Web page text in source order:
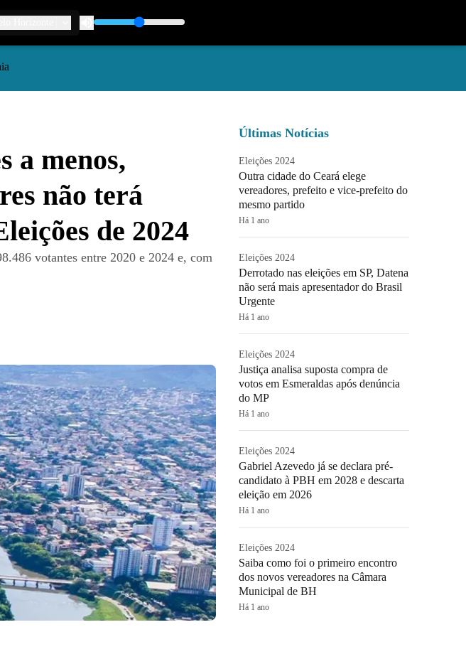
a menos,
não terá
de 2024
votantes entre 2020 e 2024 e, com
Últimas Notícias
Eleições 2024
Outra cidade do Ceará elege
vereadores, prefeito e vice-prefeito do
mesmo partido
Há 1 ano
Eleições 2024
Derrotado nas eleições em SP, Datena
não será mais apresentador do Brasil
Urgente
Há 1 ano
Eleições 2024
Justiça analisa suposta compra de
votos em Esmeraldas após denúncia
do MP
Há 1 ano
Eleições 2024
Gabriel Azevedo já se declara pré-
candidato à PBH em 2028 e descarta
eleição em 2026
Há 1 ano
Eleições 2024
Saiba como foi o primeiro encontro
dos novos vereadores na Câmara
Municipal de BH
Há 1 ano